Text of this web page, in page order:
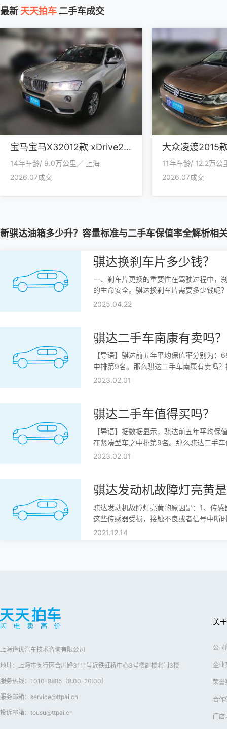
最新 天天拍车 二手车成交
宝马宝马X32012款 xDrive28i 豪华型
14年车龄/ 9.0万公里／ 上海
2026.07成交
11年车龄/ 12.2万公
2026.07成交
新骐达油箱多少升？容量标准与二手车保值率全解析相
骐达换刹车片多少钱？
一、刹车片更换的重要性在驾驶过程中，
的生命安全。骐达换刹车片需要多少钱呢
刹车片品牌，市场上刹车片品牌众多，不
2025.04.22
骐达二手车南康有卖吗？
【导语】骐达前五年平均保值率分别为
中排第9名。那么骐达二手车南康有卖吗
二手价格落地年份里程(公里)日产骐达
2023.02.01
骐达二手车值得买吗？
【导语】据数据显示，骐达前五年平均
在紧凑型车之中排第9名。那么骐达二手
近五年来在二手车市场上的保值率来看，
2023.02.01
骐达发动机故障灯亮黄
骐达发动机故障灯亮黄的原因是：1、传
这些传感器受损，接触不良或者信号中断
故障灯亮；2、保养问题，车辆都是有一
2021.12.14
上海谨优汽车技术咨询有限公司
地址：上海市闵行区合川路3111号近铁虹桥中心3号楼副楼北门3楼
服务热线：1010-8885（8:00-20:00）
服务邮箱：service@ttpai.cn
投诉邮箱：tousu@ttpai.cn
关
公司
企业
荣誉
合作
门店